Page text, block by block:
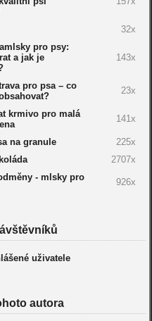
32x
pro psy:
a jak je
143x
pro psa – co
23x
krmivo pro malá
141x
na granule
225x
2707x
- mlsky pro
926x
uživatele
autora